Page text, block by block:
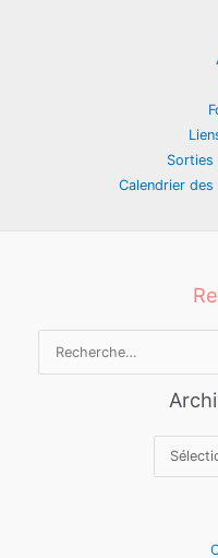
Calendrier
Archives